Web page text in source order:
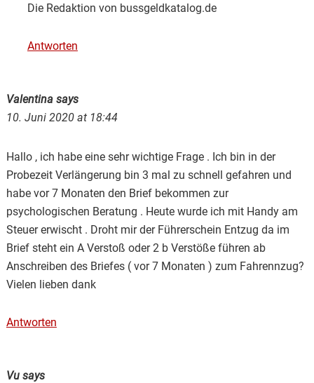
Die Redaktion von bussgeldkatalog.de
Antworten
Valentina says
10. Juni 2020 at 18:44
Hallo , ich habe eine sehr wichtige Frage . Ich bin in der
Probezeit Verlängerung bin 3 mal zu schnell gefahren und
habe vor 7 Monaten den Brief bekommen zur
psychologischen Beratung . Heute wurde ich mit Handy am
Steuer erwischt . Droht mir der Führerschein Entzug da im
Brief steht ein A Verstoß oder 2 b Verstöße führen ab
Anschreiben des Briefes ( vor 7 Monaten ) zum Fahrennzug?
Vielen lieben dank
Antworten
Vu says